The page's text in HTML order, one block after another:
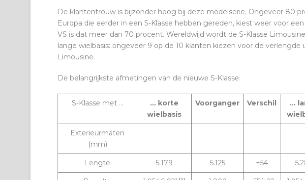
De klantentrouw is bijzonder hoog bij deze modelserie. Ongeveer 80
Europa die eerder in een S-Klasse hebben gereden, kiest weer voor
VS is dat meer dan 70 procent. Wereldwijd wordt de S-Klasse
lange wielbasis: ongeveer 9 op de 10 klanten kiezen voor de verlengde
Limousine.
De belangrijkste afmetingen van de nieuwe S-Klasse:
S-Klasse met …
… korte
wielbasis
Voorganger Verschil
…
Exterieurmaten
(mm)
Lengte 5.179 5.125 +54